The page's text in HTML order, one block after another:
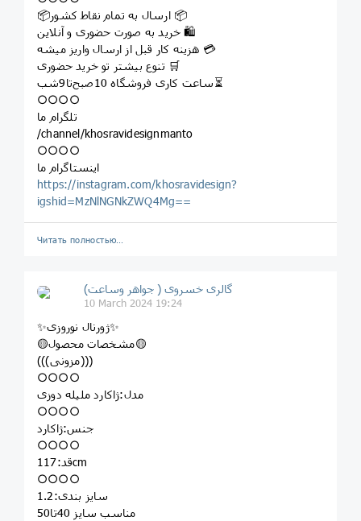
📦ارسال به تمام نقاط کشور 📦
خرید به صورت حضوری و آنلاین 🛍
هزینه کار قبل از ارسال واریز میشه 💳
تنوع بیشتر تو خرید حضوری 🛒
ساعت کاری فروشگاه 10صبح‌تا9شب⏳
○○○○
تلگرام ما
/channel/khosravidesignmanto
○○○○
اینستاگرام ما
https://instagram.com/khosravidesign?
igshid=MzNlNGNkZWQ4Mg==
Читать полностью…
گالری خسروی ( جواهر وساعت)
10 March 2024 19:24
✨ژورنال نوروزی✨
🟡مشخصات محصول🟡
(((مزونی)))
○○○○
مدل:ژاکارد ملیله دوزی
○○○○
جنس:ژاکارد
○○○○
قد:117cm
○○○○
سایز بندی:1.2
مناسب سایز 40تا50